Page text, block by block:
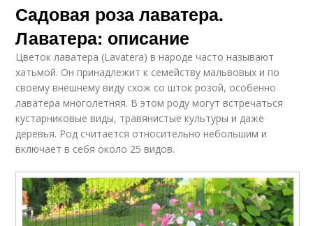
Садовая роза лаватера.
Лаватера: описание
Цветок лаватера (Lavatera) в народе часто называют
хатьмой. Он принадлежит к семейству мальвовых и по
своему внешнему виду схож со шток розой, особенно
лаватера многолетняя. В этом роду могут встречаться
кустарниковые виды, травянистые культуры и даже
деревья. Род считается относительно небольшим и
включает в себя около 25 видов.